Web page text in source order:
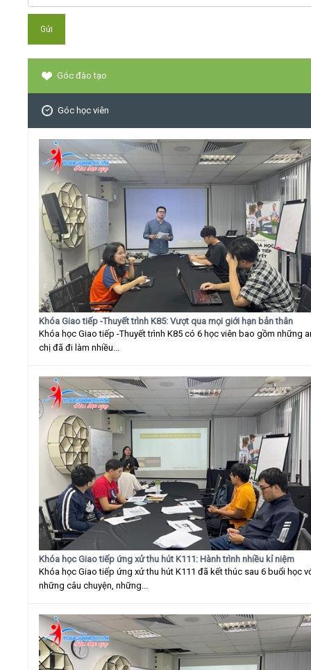
Góc đào tạo
Góc học viên
Khóa Giao tiếp -Thuyết trình K85: Vượt qua mọi giới hạn bản thân
Khóa học Giao tiếp -Thuyết trình K85 có 6 học viên bao gồm những
chị đã đi làm nhiều...
Khóa học Giao tiếp ứng xử thu hút K111: Hành trình nhiều kỉ niệm
Khóa học Giao tiếp ứng xử thu hút K111 đã kết thúc sau 6 buổi học
những câu chuyện, những...